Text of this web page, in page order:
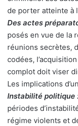
de porter atteinte à
Des actes
posés en vue de la
réunions secrètes,
codées, l’acquisition
complot doit viser
Les implications
Instabilité politique
périodes
régime violents et